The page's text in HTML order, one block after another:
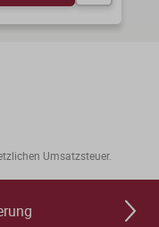
Umsatzsteuer.